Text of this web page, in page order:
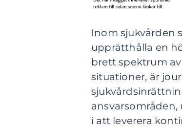
Inom sjukvården
upprätthålla en
brett spektrum
situationer, är
i att leverera